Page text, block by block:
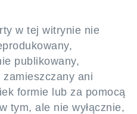
w tej witrynie nie
publikowany,
ani
formie lub za pomocą
tym, ale nie wyłącznie,